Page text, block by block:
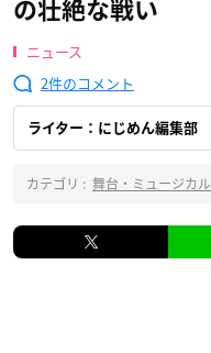
の壮絶な戦い
ニュース
2
ライター：にじめん編集部
カテゴリ : 舞台・ミュージカル